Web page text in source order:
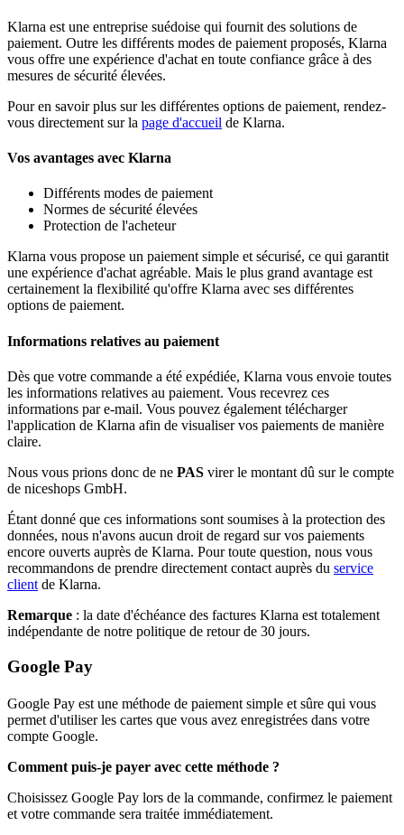
Klarna est une entreprise suédoise qui fournit des solutions de
paiement. Outre les différents modes de paiement proposés, Klarna
vous offre une expérience d'achat en toute confiance grâce à des
mesures de sécurité élevées.
Pour en savoir plus sur les différentes options de paiement, rendez-
vous directement sur la page d'accueil de Klarna.
Vos avantages avec Klarna
Différents modes de paiement
Normes de sécurité élevées
Protection de l'acheteur
Klarna vous propose un paiement simple et sécurisé, ce qui garantit
une expérience d'achat agréable. Mais le plus grand avantage est
certainement la flexibilité qu'offre Klarna avec ses différentes
options de paiement.
Informations relatives au paiement
Dès que votre commande a été expédiée, Klarna vous envoie toutes
les informations relatives au paiement. Vous recevrez ces
informations par e-mail. Vous pouvez également télécharger
l'application de Klarna afin de visualiser vos paiements de manière
claire.
Nous vous prions donc de ne PAS virer le montant dû sur le compte
de niceshops GmbH.
Étant donné que ces informations sont soumises à la protection des
données, nous n'avons aucun droit de regard sur vos paiements
encore ouverts auprès de Klarna. Pour toute question, nous vous
recommandons de prendre directement contact auprès du service
client de Klarna.
Remarque : la date d'échéance des factures Klarna est totalement
indépendante de notre politique de retour de 30 jours.
Google Pay
Google Pay est une méthode de paiement simple et sûre qui vous
permet d'utiliser les cartes que vous avez enregistrées dans votre
compte Google.
Comment puis-je payer avec cette méthode ?
Choisissez Google Pay lors de la commande, confirmez le paiement
et votre commande sera traitée immédiatement.